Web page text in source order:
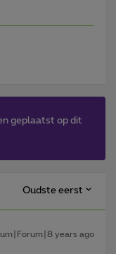
geplaatst op dit
Oudste eerst
years ago